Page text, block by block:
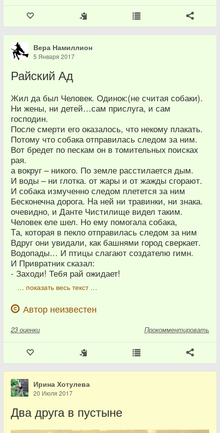
Вера Намиллион
5 Января 2017
Райский Ад
Жил да был Человек. Одинок:(не считая собаки).
Ни жены, ни детей…сам прислуга, и сам
господин.
После смерти его оказалось, что некому плакать.
Потому что собака отправилась следом за ним.
Вот бредет по пескам он в томительныx поискаx
рая.
а вокруг – никого. По земле расстилается дым.
И воды – ни глотка. от жары и от жажды сгорают.
И собака измученно следом плетется за ним
Бесконечна дорога. Hа ней ни травинки, ни знака.
очевидно, и Данте Чистилище видел таким.
Человек еле шел. Но ему помогала собака,
Tа, которая в пекло отправилась следом за ним
Вдруг они увидали, как башнями город сверкает.
Водопады… И птицы слагают создателю гимн.
И Привратник сказал:
- Заходи! Тебя рай ожидает!
… показать весь текст …
Автор неизвестен
23 оценки Прокомментировать
Ирина Хотулева
20 Июля 2017
Два друга в пустыне